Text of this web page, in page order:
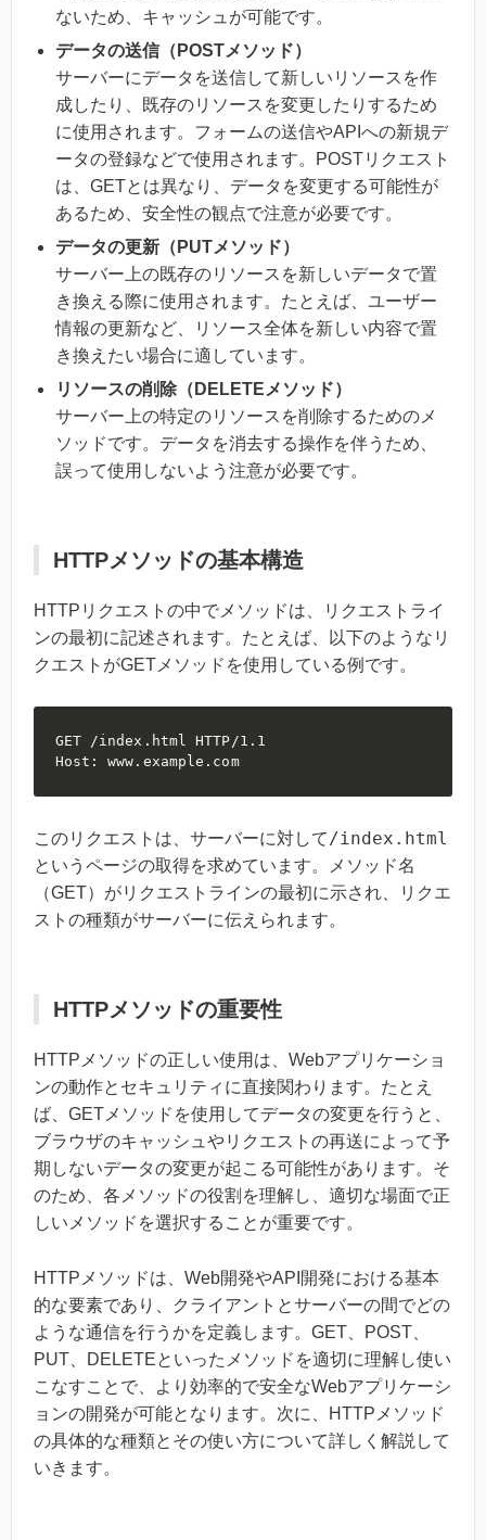
ないため、キャッシュが可能です。
データの送信（POSTメソッド）
サーバーにデータを送信して新しいリソースを作
成したり、既存のリソースを変更したりするため
に使用されます。フォームの送信やAPIへの新規デ
ータの登録などで使用されます。POSTリクエスト
は、GETとは異なり、データを変更する可能性が
あるため、安全性の観点で注意が必要です。
データの更新（PUTメソッド）
サーバー上の既存のリソースを新しいデータで置
き換える際に使用されます。たとえば、ユーザー
情報の更新など、リソース全体を新しい内容で置
き換えたい場合に適しています。
リソースの削除（DELETEメソッド）
サーバー上の特定のリソースを削除するためのメ
ソッドです。データを消去する操作を伴うため、
誤って使用しないよう注意が必要です。
HTTPメソッドの基本構造
HTTPリクエストの中でメソッドは、リクエストライ
ンの最初に記述されます。たとえば、以下のようなリ
クエストがGETメソッドを使用している例です。
GET /index.html HTTP/1.1
Host: www.example.com
このリクエストは、サーバーに対して/index.html
というページの取得を求めています。メソッド名
（GET）がリクエストラインの最初に示され、リクエ
ストの種類がサーバーに伝えられます。
HTTPメソッドの重要性
HTTPメソッドの正しい使用は、Webアプリケーショ
ンの動作とセキュリティに直接関わります。たとえ
ば、GETメソッドを使用してデータの変更を行うと、
ブラウザのキャッシュやリクエストの再送によって予
期しないデータの変更が起こる可能性があります。そ
のため、各メソッドの役割を理解し、適切な場面で正
しいメソッドを選択することが重要です。
HTTPメソッドは、Web開発やAPI開発における基本
的な要素であり、クライアントとサーバーの間でどの
ような通信を行うかを定義します。GET、POST、
PUT、DELETEといったメソッドを適切に理解し使い
こなすことで、より効率的で安全なWebアプリケーシ
ョンの開発が可能となります。次に、HTTPメソッド
の具体的な種類とその使い方について詳しく解説して
いきます。